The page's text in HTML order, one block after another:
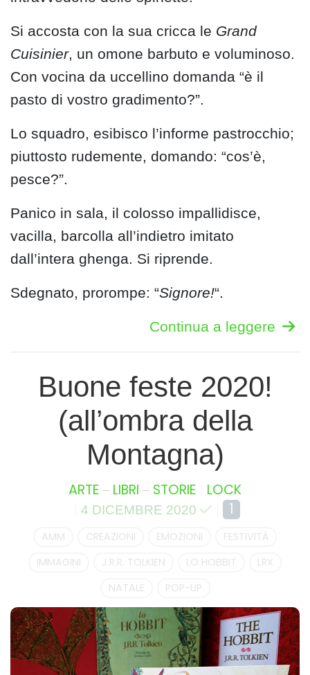
Si accosta con la sua cricca le Grand
Cuisinier, un omone barbuto e voluminoso.
Con vocina da uccellino domanda “è il
pasto di vostro gradimento?”.
Lo squadro, esibisco l’informe pastrocchio;
piuttosto rudemente, domando: “cos’è,
pesce?”.
Panico in sala, il colosso impallidisce,
vacilla, barcolla all’indietro imitato
dall’intera ghenga. Si riprende.
Sdegnato, prorompe: “Signore!“.
Continua a leggere
Buone feste 2020!
(all’ombra della
Montagna)
ARTE– LIBRI – STORIE LOCK
4 DICEMBRE 2020 1
AMM CREAZIONI EMOZIONI
FESTIVITÀ
IMMAGINI
J.R.R. TOLKIEN LO HOBBIT
LRX
NATALE
POP-UP